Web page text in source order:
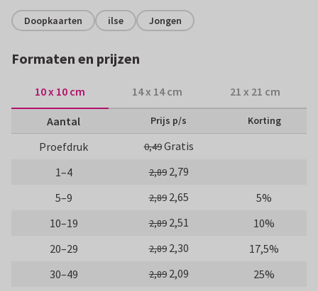
Doopkaarten ilse Jongen
Formaten en prijzen
10 x 10 cm 14 x 14 cm 21 x 21 cm
Aantal Prijs p/s Korting
Proefdruk 0,49Gratis
1–4
2,89 2,79
5–9
2,89 2,65
5%
10–19
2,89 2,51
10%
20–29
2,89 2,30
17,5%
30–49
2,89 2,09
25%